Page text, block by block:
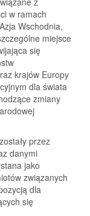
w ramach
Wschodnia,
miejsce
się
krajów Europy
dla świata
zmiany
przez
danymi
jako
związanych
dla
się